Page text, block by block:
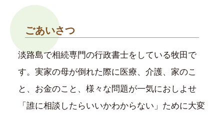
ごあいさつ
淡路島で相続専門の行政書士をしている牧田で
す。実家の母が倒れた際に医療、介護、家のこ
と、お金のこと、様々な問題が一気におしよせ
「誰に相談したらいいかわからない」ために大変